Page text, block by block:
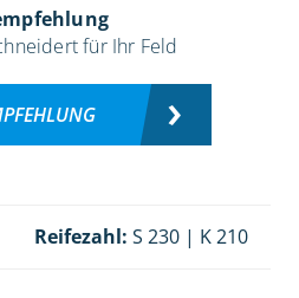
für Ihr Feld
Reifezahl: S 230 | K 210